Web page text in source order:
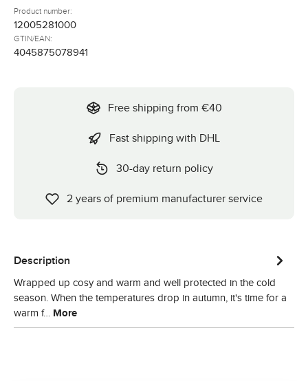
Product number:
12005281000
GTIN/EAN:
4045875078941
Free shipping from €40
Fast shipping with DHL
30-day return policy
2 years of premium manufacturer service
Description
Wrapped up cosy and warm and well protected in the cold
season. When the temperatures drop in autumn, it's time for a
warm f… More